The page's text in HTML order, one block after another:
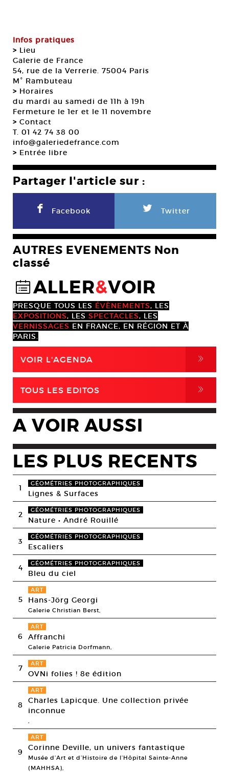
Infos pratiques
> Lieu
Galerie de France
54, rue de la Verrerie. 75004 Paris
M° Rambuteau
> Horaires
du mardi au samedi de 11h à 19h
Fermeture le 1er et le 11 novembre
> Contact
T. 01 42 74 38 00
info@galeriedefrance.com
> Entrée libre
Partager l'article sur :
F Facebook L Twitter
AUTRES EVENEMENTS Non
classé
@ALLER&VOIR
PRESQUE TOUS LES ÉVÈNEMENTS, LES
EXPOSITIONS, LES SPECTACLES, LES
VERNISSAGES EN FRANCE, EN RÉGION ET À
PARIS.
VOIR L'AGENDA ,
TOUS LES EDITOS ,
A VOIR AUSSI
LES PLUS RECENTS
1 GÉOMÉTRIES PHOTOGRAPHIQUES
Lignes & Surfaces
2 GÉOMÉTRIES PHOTOGRAPHIQUES
Nature • André Rouillé
3 GÉOMÉTRIES PHOTOGRAPHIQUES
Escaliers
4 GÉOMÉTRIES PHOTOGRAPHIQUES
Bleu du ciel
5
ART
Hans-Jörg Georgi
Galerie Christian Berst,
6
ART
Affranchi
Galerie Patricia Dorfmann,
7 ART
OVNi folies ! 8e édition
8
ART
Charles Lapicque. Une collection privée
inconnue
,
9
ART
Corinne Deville, un univers fantastique
Musée d’Art et d’Histoire de l’Hôpital Sainte-Anne
(MAHHSA),